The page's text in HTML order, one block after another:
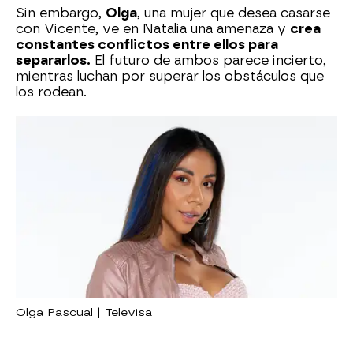
Sin embargo, Olga, una mujer que desea casarse
con Vicente, ve en Natalia una amenaza y crea
constantes conflictos entre ellos para
separarlos. El futuro de ambos parece incierto,
mientras luchan por superar los obstáculos que
los rodean.
Olga Pascual | Televisa